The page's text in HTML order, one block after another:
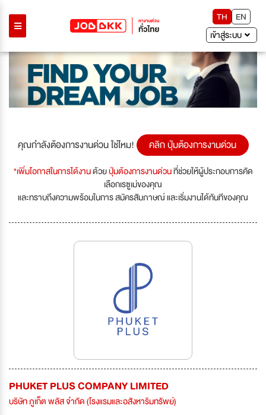
TH
EN
เข้าสู่ระบบ
คุณกำลังต้องการงานด่วน ใช่ไหม! คลิก ปุ่มต้องการงานด่วน
*เพิ่มโอกาสในการได้งานด้วยปุ่มต้องการงานด่วนที่ช่วยให้ผู้ประกอบการคัด
เลือกเรซูเม่ของคุณ
และทราบถึงความพร้อมในการ สมัครสัมภาษณ์ และเริ่มงานได้ทันทีของคุณ
PHUKET PLUS COMPANY LIMITED
บริษัท ภูเก็ต พลัส จำกัด (โรงแรมและอสังหาริมทรัพย์)